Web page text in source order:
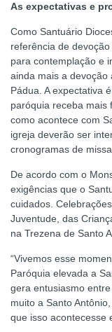
As expectativas e
Como Santuário
referência de
para contemplação e
ainda mais a devoção
Pádua. A expectativa
paróquia receba mais
como acontece com
igreja deverão ser
cronogramas de
De acordo com o
exigências que o
cuidados.
Juventude, das
na Trezena de Santo
“Vivemos esse
Paróquia elevada a
gera entusiasmo
muito a Santo
que isso acontecesse